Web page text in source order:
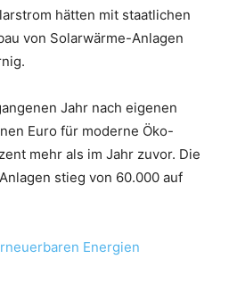
hätten mit staatlichen
von Solarwärme-Anlagen
Jahr nach eigenen
Euro für moderne Öko-
mehr als im Jahr zuvor. Die
stieg von 60.000 auf
Energien